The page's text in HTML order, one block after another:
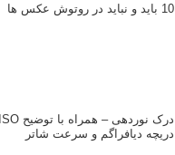
10 باید و نباید در روتوش عکس ها
دریچه دیافراگم و سرعت شاتر